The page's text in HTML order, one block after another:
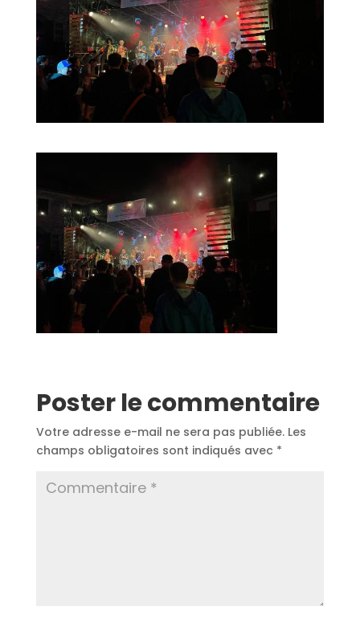
Poster le commentaire
Votre adresse e-mail ne sera pas publiée. Les
champs obligatoires sont indiqués avec *